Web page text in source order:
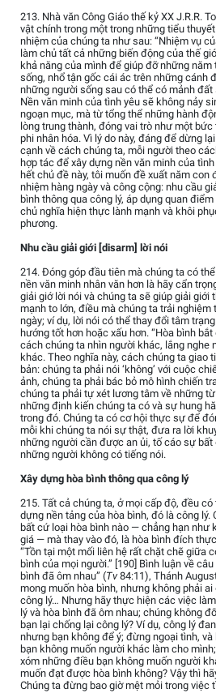
213. Nhà văn Công Giáo thế kỷ XX J.R.R.
vật chính trong một trong những tiểu
nhiệm của chúng ta như sau: “Nhiệm vụ
làm chủ tất cả những biến động của thế
khả năng của mình để giúp đỡ những
sống, nhổ tận gốc cái ác trên những cánh
những người sống sau có thể có mảnh đất
Nền văn minh của tình yêu sẽ không nảy
ngoạn mục, mà từ tổng thể những hành
lòng trung thành, đóng vai trò như một
phi nhân hóa. Vì lý do này, đáng để dừng
cạnh về cách chúng ta, mỗi người theo
hợp tác để xây dựng nền văn minh của
hết chủ đề này, tôi muốn đề xuất năm con
nhiệm hàng ngày và công cộng: nhu cầu
bình thông qua công lý, áp dụng quan
chủ nghĩa hiện thực lành mạnh và khôi
phương.
Nhu cầu giải giới [disarm] lời nói
214. Đóng góp đầu tiên mà chúng ta có
nền văn minh nhân văn hơn là hãy cẩn
giải giớ lời nói và chúng ta sẽ giúp giải giới
mạnh to lớn, điều mà chúng ta trải
ngày; ví dụ, lời nói có thể thay đổi tâm
hướng tốt hơn hoặc xấu hơn. “Hòa bình
cách chúng ta nhìn người khác, lắng nghe
khác. Theo nghĩa này, cách chúng ta giao
bản: chúng ta phải nói ‘không’ với cuộc
ảnh, chúng ta phải bác bỏ mô hình chiến
chúng ta phải tự xét lương tâm về những
những định kiến chúng ta có và sự hung
trong đó. Chúng ta có cơ hội thực sự để
mỗi khi chúng ta nói sự thật, đưa ra lời
những người cần được an ủi, tố cáo sự bất
những người không có tiếng nói.
Xây dựng hòa bình thông qua công lý
215. Tất cả chúng ta, ở mọi cấp độ, đều
dựng nền tảng của hòa bình, đó là công
bất cứ loại hòa bình nào — chẳng hạn như
giá — mà thay vào đó, là hòa bình đích
“Tồn tại một mối liên hệ rất chặt chẽ giữa
bình của mọi người.” [190] Bình luận về
bình đã ôm nhau” (Tv84:11), Thánh
mong muốn hòa bình, nhưng không phải
công lý… Nhưng hãy thực hiện các việc
lý và hòa bình đã ôm nhau; chúng không
bạn lại chống lại công lý? Ví dụ, công lý
nhưng bạn không để ý; đừng ngoại tình,
bạn không muốn người khác làm cho
xóm những điều bạn không muốn người
muốn đạt được hòa bình không? Vậy thì
Chúng ta đừng bao giờ mệt mỏi trong việc